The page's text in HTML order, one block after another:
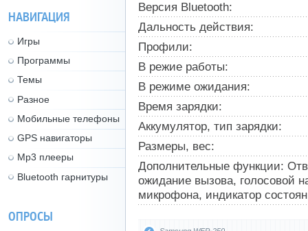
Версия Bluetooth:
Дальность действия:
Профили:
В режие работы:
В режиме ожидания:
Время зарядки:
Аккумулятор, тип зарядки:
Размеры, вес:
Дополнительные функции:
ожидание вызова, голосовой
микрофона, индикатор
НАВИГАЦИЯ
Игры
Программы
Темы
Разное
Мобильные телефоны
GPS навигаторы
Mp3 плееры
Bluetooth гарнитуры
ОПРОСЫ